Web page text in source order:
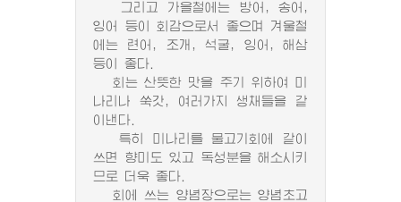
그리고 가을철에는 방어, 송어,
잉어 등이 회감으로서 좋으며 겨울철
에는 련어, 조개, 석굴, 잉어, 해삼
등이 좋다.
회는 산뜻한 맛을 주기 위하여 미
나리나 쑥갓, 여러가지 생채들을 같
이낸다.
특히 미나리를 물고기회에 같이
쓰면 향미도 있고 독성분을 해소시키
므로 더욱 좋다.
회에 쓰는 양념장으로는 양념초고